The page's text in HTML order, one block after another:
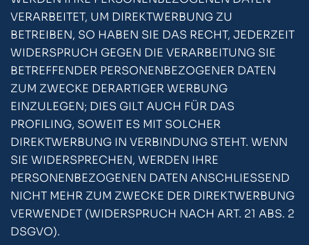
VERARBEITET, UM DIREKTWERBUNG ZU
BETREIBEN, SO HABEN SIE DAS RECHT, JEDERZEIT
WIDERSPRUCH GEGEN DIE VERARBEITUNG SIE
BETREFFENDER PERSONENBEZOGENER DATEN
ZUM ZWECKE DERARTIGER WERBUNG
EINZULEGEN; DIES GILT AUCH FÜR DAS
PROFILING, SOWEIT ES MIT SOLCHER
DIREKTWERBUNG IN VERBINDUNG STEHT. WENN
SIE WIDERSPRECHEN, WERDEN IHRE
PERSONENBEZOGENEN DATEN ANSCHLIESSEND
NICHT MEHR ZUM ZWECKE DER DIREKTWERBUNG
VERWENDET (WIDERSPRUCH NACH ART. 21 ABS. 2
DSGVO).